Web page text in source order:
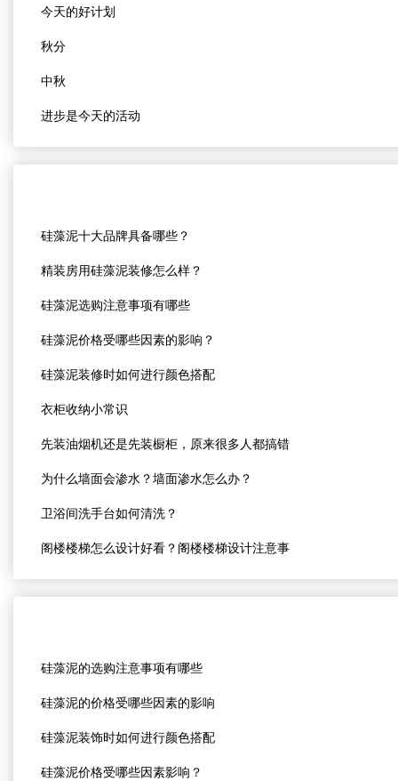
今天的好计划
秋分
中秋
进步是今天的活动
硅藻泥十大品牌具备哪些？
精装房用硅藻泥装修怎么样？
硅藻泥选购注意事项有哪些
硅藻泥价格受哪些因素的影响？
硅藻泥装修时如何进行颜色搭配
衣柜收纳小常识
先装油烟机还是先装橱柜，原来很多人都搞错
为什么墙面会渗水？墙面渗水怎么办？
卫浴间洗手台如何清洗？
阁楼楼梯怎么设计好看？阁楼楼梯设计注意事
硅藻泥的选购注意事项有哪些
硅藻泥的价格受哪些因素的影响
硅藻泥装饰时如何进行颜色搭配
硅藻泥价格受哪些因素影响？